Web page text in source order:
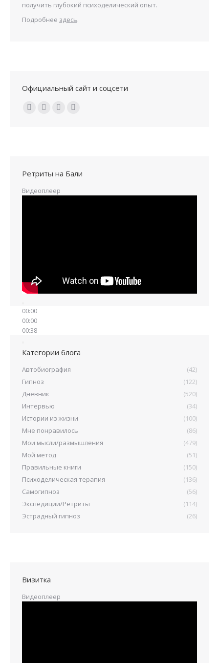
получить глубокий психоделический опыт.
Подробнее здесь.
Официальный сайт и соцсети
Ищите нас:
Ретриты на Бали
Видеоплеер
00:00
00:00
00:38
Категории блога
Автобиография
(42)
Гипноз
(122)
Дневник
(520)
Интервью
(34)
Истории из жизни
(100)
Мне понравилось
(86)
Мои мысли/размышления
(479)
Мой метод
(51)
Правильные книги
(150)
Психоделическая терапия
(136)
Самогипноз
(56)
Экспедиции/Ретриты
(114)
Эстрадный гипноз
(26)
Визитка
Видеоплеер